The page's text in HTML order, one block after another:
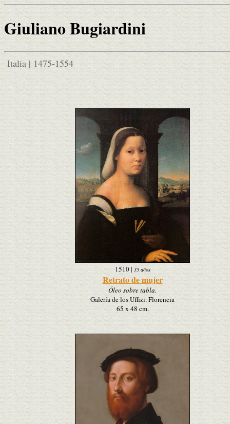
Giuliano Bugiardini
Italia | 1475-1554
1510| 35 años
Retrato de mujer
Óleo sobre tabla.
Galería de los Uffizi. Florencia
65 x 48 cm.